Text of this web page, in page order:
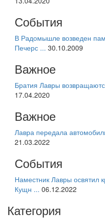
События
В Радомышле возведен
Печерс ... 30.10.2009
Важное
Братия Лавры
17.04.2020
Важное
Лавра передала
21.03.2022
События
Наместник Лавры освятил
Кущн ... 06.12.2022
Категория